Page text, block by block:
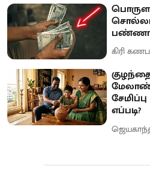
கிரி
எப்படி?